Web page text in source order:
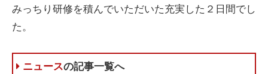
みっちり研修を積んでいただいた充実した２日間でし
た。
ニュースの記事一覧へ